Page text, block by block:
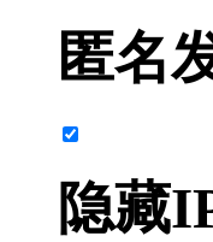
匿名
隐藏